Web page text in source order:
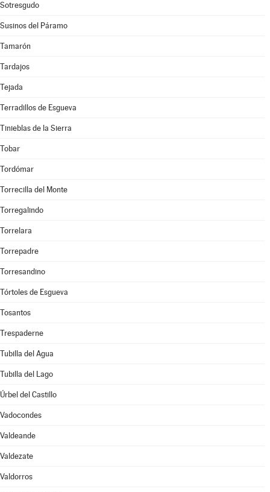
Sotresgudo
Susinos del Páramo
Tamarón
Tardajos
Tejada
Terradillos de Esgueva
Tinieblas de la Sierra
Tobar
Tordómar
Torrecilla del Monte
Torregalindo
Torrelara
Torrepadre
Torresandino
Tórtoles de Esgueva
Tosantos
Trespaderne
Tubilla del Agua
Tubilla del Lago
Úrbel del Castillo
Vadocondes
Valdeande
Valdezate
Valdorros